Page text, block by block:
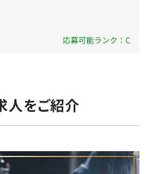
Vagrant, Ansible,
加入・雇用保険・労災
応募可能ランク：C
人をご紹介